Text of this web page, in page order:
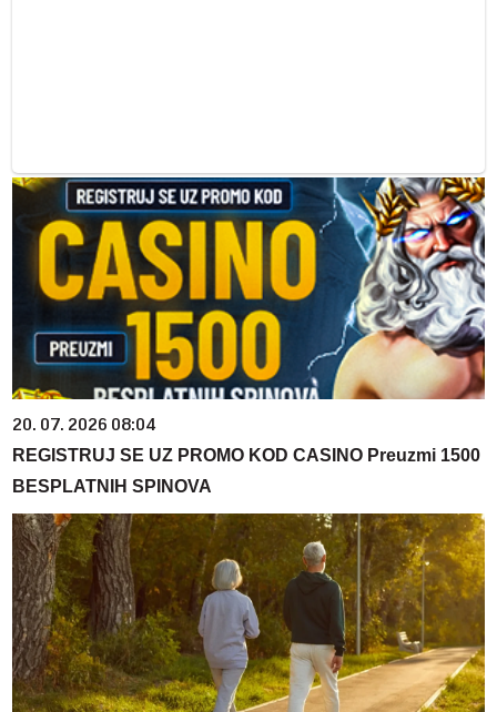
20. 07. 2026 08:04
REGISTRUJ SE UZ PROMO KOD CASINO Preuzmi 1500
BESPLATNIH SPINOVA